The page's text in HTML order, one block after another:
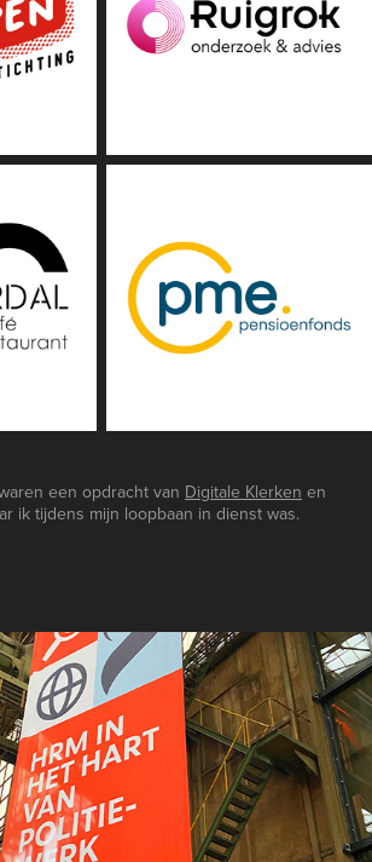
een opdracht van Digitale Klerken en
ik tijdens mijn loopbaan in dienst was.
stijl HRM in het hart van politiewerk
2025